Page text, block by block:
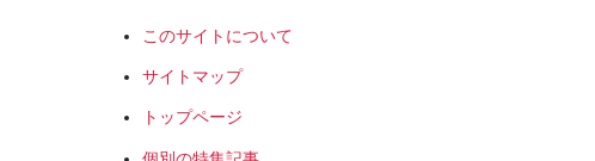
このサイトについて
サイトマップ
トップページ